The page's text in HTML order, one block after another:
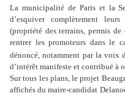
La municipalité de Paris et la
d’esquiver complètement
(propriété des terrains, permis
rentrer les promoteurs dans le
dénoncé, notamment par la voix
d’intérêt manifeste et contribué
Sur tous les plans, le projet
affichés du maire-candidat